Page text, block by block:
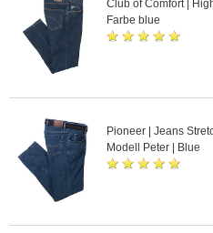
Club of Comfort |
Farbe blue
Pioneer | Jeans
Modell Peter | Blue